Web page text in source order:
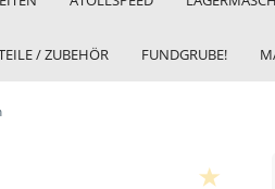
/ ZUBEHÖR FUNDGRUBE!